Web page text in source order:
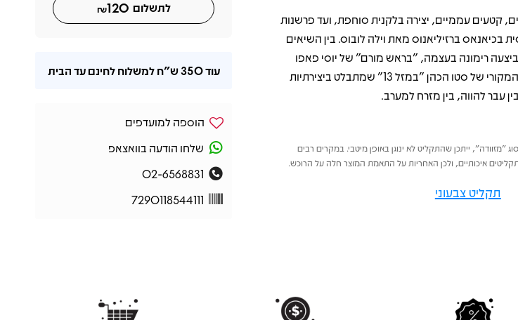
קטעים עממיים, יצירה בלקנית סוחפת, ועד פרשנות
בכיאנאס ברזיליאנוס מאת וילה לובוס. בין השיאים
רימונה בעצמה, "בראש מורם" של יוסי פאפו
בביצוע מלא נשמה, והקטע המקורי של סטו הכהן "במזל 13" שמתבלט ביצירתיות
עבר להווה, בין מזרח למערב.
ייתכן שהתקליט לא ינוגן באופן מיטבי. במקרים רבים
איכותיים, ולכן האחריות על התאמת המוצר חלה על הרוכש.
תקליט צבעוני
לתשלום 120
₪
עוד350 ש"ח למשלוח לחינם עד הבית
הוספה למועדפים
שלחו הודעה בוואצאפ
02-6568831
7290118544111